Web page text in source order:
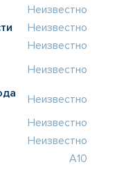
Неизвестно
Неизвестно
Неизвестно
Неизвестно
Неизвестно
Неизвестно
Неизвестно
A10